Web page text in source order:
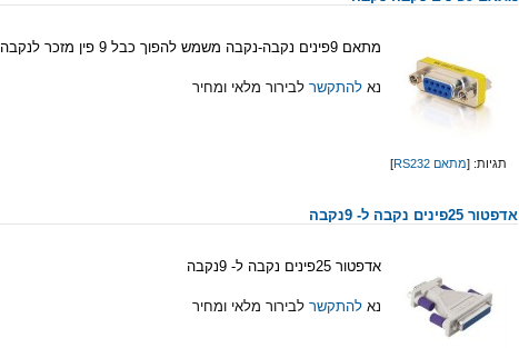
מתאם 9פינים נקבה-נקבה משמש להפוך כבל 9 פין מזכר לנקבה
נא להתקשר לבירור מלאי ומחיר
תגיות: [מתאם RS232 ]
אדפטור 25פינים נקבה ל- 9נקבה
אדפטור 25פינים נקבה ל- 9נקבה
נא להתקשר לבירור מלאי ומחיר